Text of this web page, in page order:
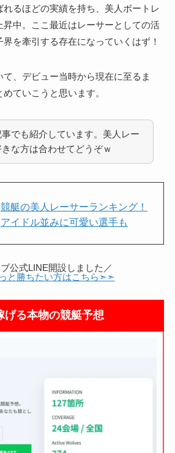
るほどの実績を持ち、美人ボートレ
昇中。ここ最近はレーサーとしての活
を牽引する存在になっていくはず！
、デビュー当時から現在に至るま
ていこうと思います。
事でも紹介しています。美人レー
な方は合わせてどうぞｗ
競艇の美人レーサーランキング！
アイドル並みに可愛い選手も
公式LINE開設しました／
と勝ちたい方はこちら➣➣
げる本物の競艇予想